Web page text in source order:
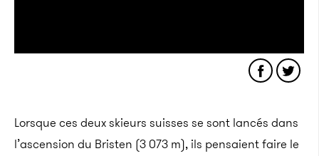
Lorsque ces deux skieurs suisses se sont lancés dans
l’ascension du Bristen (3 073 m), ils pensaient faire le